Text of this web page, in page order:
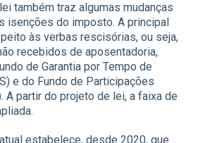
também traz algumas mudanças
isenções do imposto. A principal
às verbas rescisórias, ou seja,
recebidos de aposentadoria,
de Garantia por Tempo de
e do Fundo de Participações
A partir do projeto de lei, a faixa de
estabelece, desde 2020, que